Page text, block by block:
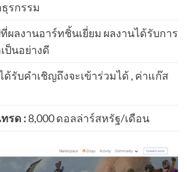
รกรรม
ผลงานอาร์ทชิ้นเยี่ยม ผลงานได้รับการ
ป็นอย่างดี
ด้รับคำเชิญถึงจะเข้าร่วมได้ , ค่าแก๊ส
รด : 8,000 ดอลล่าร์สหรัฐ/เดือน